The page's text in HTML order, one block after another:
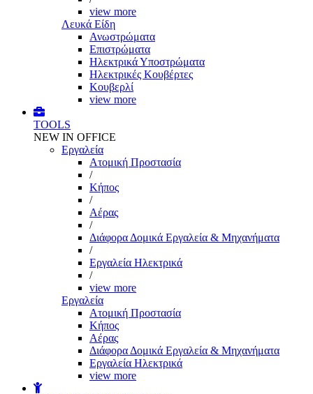
view more
Λευκά Είδη
Ανωστρώματα
Επιστρώματα
Ηλεκτρικά Υποστρώματα
Ηλεκτρικές Κουβέρτες
Κουβερλί
view more
TOOLS
NEW IN OFFICE
Εργαλεία
Aτομική Προστασία
/
Kήπος
/
Αέρας
/
Διάφορα Δομικά Εργαλεία & Μηχανήματα
/
Εργαλεία Ηλεκτρικά
/
view more
Εργαλεία
Aτομική Προστασία
Kήπος
Αέρας
Διάφορα Δομικά Εργαλεία & Μηχανήματα
Εργαλεία Ηλεκτρικά
view more